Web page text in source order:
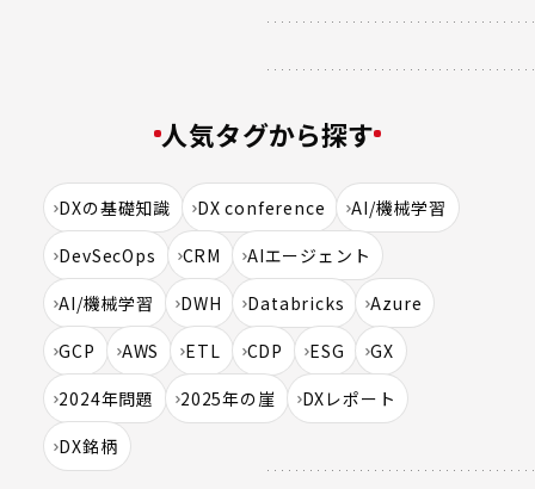
人気タグから探す
DXの基礎知識 DX conference
AI/機械学習
DevSecOps
CRM
AIエージェント
AI/機械学習
DWH Databricks
Azure
GCP
AWS ETL CDP ESG
GX
2024年問題
2025年の崖
DXレポート
DX銘柄